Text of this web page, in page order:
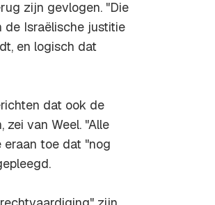
zijn gevlogen. "Die
de Israëlische justitie
en logisch dat
dat ook de
van Weel. "Alle
toe dat "nog